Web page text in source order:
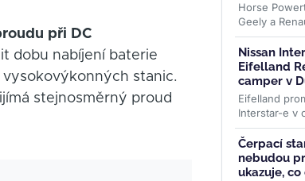
při DC
dobu nabíjení baterie
vysokovýkonných stanic.
stejnosměrný proud
Horse
Geely a
představil
promění
Nissan
Eifelland
camper v
Eifelland
Interstar-e v
místy k jízdě,
topením
Čerpací
nebudou
ukazuje,